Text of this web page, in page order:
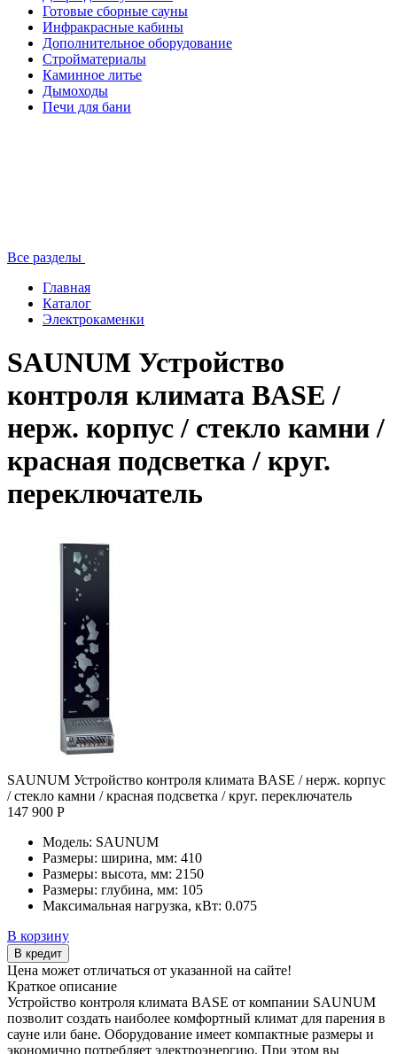
Готовые сборные сауны
Инфракрасные кабины
Дополнительное оборудование
Стройматериалы
Каминное литье
Дымоходы
Печи для бани
Все разделы
Главная
Каталог
Электрокаменки
SAUNUM Устройство
контроля климата BASE /
нерж. корпус / стекло камни /
красная подсветка / круг.
переключатель
SAUNUM Устройство контроля климата BASE / нерж. корпус
/ стекло камни / красная подсветка / круг. переключатель
147 900 Р
Модель: SAUNUM
Размеры: ширина, мм: 410
Размеры: высота, мм: 2150
Размеры: глубина, мм: 105
Максимальная нагрузка, кВт: 0.075
В корзину
В кредит
Цена может отличаться от указанной на сайте!
Краткое описание
Устройство контроля климата BASE от компании SAUNUM
позволит создать наиболее комфортный климат для парения в
сауне или бане. Оборудование имеет компактные размеры и
экономично потребляет электроэнергию. При этом вы